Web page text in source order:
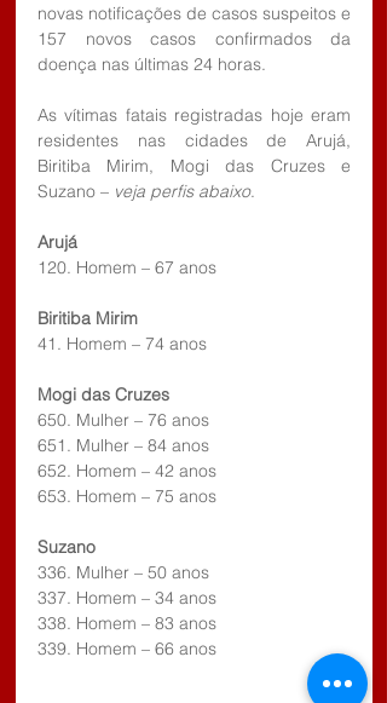
novas notificações de casos suspeitos e
157 novos casos confirmados da
doença nas últimas 24 horas.
As vítimas fatais registradas hoje eram
residentes nas cidades de Arujá,
Biritiba Mirim, Mogi das Cruzes e
Suzano – veja perfis abaixo.
Arujá
120. Homem – 67 anos
Biritiba Mirim
41. Homem – 74 anos
Mogi das Cruzes
650. Mulher – 76 anos
651. Mulher – 84 anos
652. Homem – 42 anos
653. Homem – 75 anos
Suzano
336. Mulher – 50 anos
337. Homem – 34 anos
338. Homem – 83 anos
339. Homem – 66 anos